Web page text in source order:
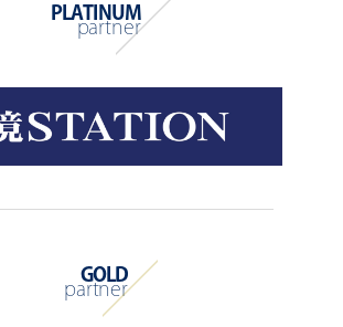
PLATINUM
partner
GOLD
partner